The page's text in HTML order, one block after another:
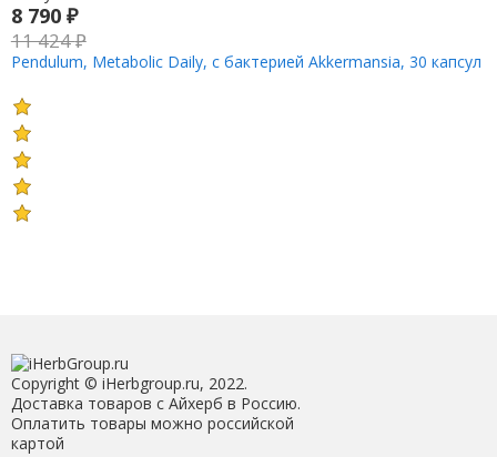
8 790 ₽
11 424₽
Pendulum, Metabolic Daily, с бактерией Akkermansia, 30 капсул
Copyright © iHerbgroup.ru, 2022.
Доставка товаров с Айхерб в Россию.
Оплатить товары можно российской
картой